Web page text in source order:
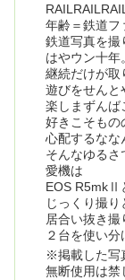
年齢＝鉄道フ
鉄道写真を撮
はやウン十年
継続だけが取
遊びをせんと
楽しまずんば
好きこそもの
心配するなな
そんなゆるさ
愛機は
EOS R5mkⅡ
じっくり撮り
居合い抜き撮
２台を使い分
※掲載した写
無断使用は禁